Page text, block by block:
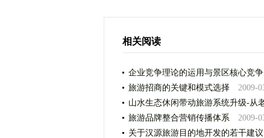
相关阅读
企业竞争理论的运用与景区核心竞争
旅游招商的关键和模式选择
2009-
山水生态休闲带动旅游系统升级-从
旅游品牌整合营销传播体系
2009-
关于汉源旅游目的地开发的若干建议